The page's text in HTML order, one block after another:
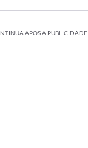
APÓS A PUBLICIDADE